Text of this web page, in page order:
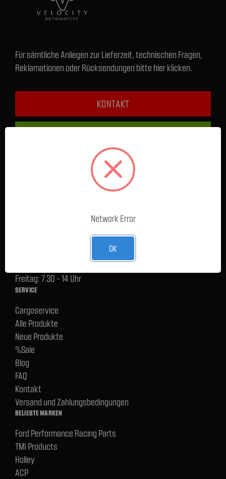
Für sämtliche Anliegen zur Lieferzeit, technischen Fragen,
Reklamationen oder Rücksendungen bitte hier klicken.
KONTAKT
FRAGEN & HILFE
Lager Lauenstein (Warenabholungen):
Montag - Donnerstag: 7.30 - 15 Uhr
Freitag: 7.30 - 14 Uhr
SERVICE
Cargoservice
Alle Produkte
Neue Produkte
%Sale
Blog
FAQ
Kontakt
Versand und Zahlungsbedingungen
BELIEBTE MARKEN
Ford Performance Racing Parts
TMI Products
Holley
ACP
Network Error
OK